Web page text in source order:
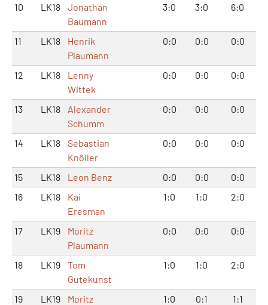
10 LK18
Jonathan
Baumann
3:0 3:0 6:0
11 LK18
Henrik
Plaumann
0:0 0:0 0:0
12 LK18
Lenny
Wittek
0:0 0:0 0:0
13 LK18
Alexander
Schumm
0:0 0:0 0:0
14 LK18
Sebastian
Knöller
0:0 0:0 0:0
15 LK18 Leon Benz 0:0 0:0
0:0
16
LK18
Kai
Eresman
1:0 1:0 2:0
17 LK19
Moritz
Plaumann
0:0 0:0 0:0
18 LK19
Tom
Gutekunst
1:0 1:0 2:0
19 LK19
Moritz
1:0 0:1 1:1